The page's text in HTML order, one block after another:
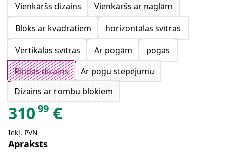
Vienkāršs dizains
Vienkāršs ar naglām
Bloks ar kvadrātiem
horizontālas svītras
Vertikālas svītras
Ar pogām
pogas
Rindas dizains
Ar pogu stepējumu
Dizains ar rombu blokiem
31099 €
Iekļ. PVN
Apraksts